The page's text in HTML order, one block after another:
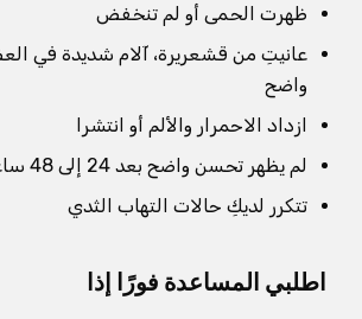
ظهرت الحمى أو لم تنخفض
عانيتِ من قشعريرة، آلام شديدة في
واضح
ازداد الاحمرار والألم أو انتشرا
لم يظهر تحسن واضح بعد 24 إلى 48 ساعة
تتكرر لديكِ حالات التهاب الثدي
اطلبي المساعدة فورًا إذا